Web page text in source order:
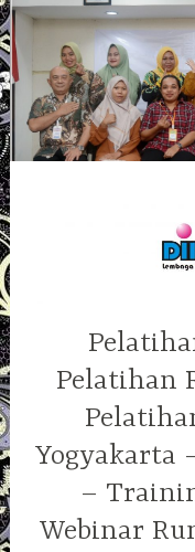
Skip
to
content
Pelatihan
Yogyakarta
–
Webinar